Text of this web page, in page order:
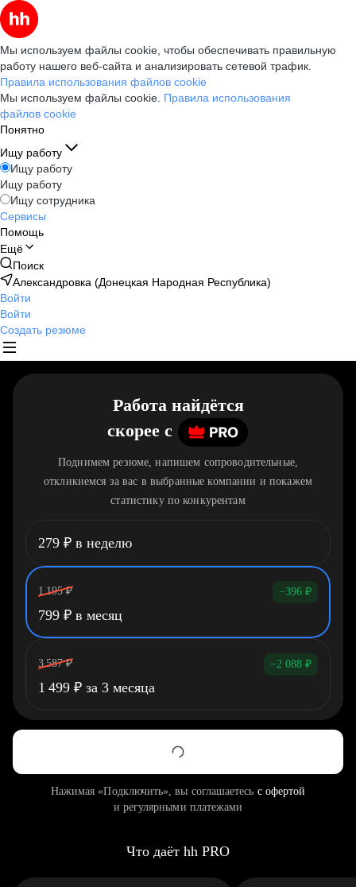
Мы используем файлы cookie, чтобы обеспечивать правильную
работу нашего веб-сайта и анализировать сетевой трафик.
Правила использования файлов cookie
Мы используем файлы cookie. Правила использования
файлов cookie
Понятно
Ищу работу
Ищу работу
Ищу работу
Ищу сотрудника
Сервисы
Помощь
Ещё
Поиск
Александровка (Донецкая Народная Республика)
Войти
Войти
Создать резюме
Работа найдётся
скорее c
Поднимем резюме, напишем сопроводительные,
откликнемся за вас в выбранные компании и покажем
статистику по конкурентам
279 ₽ в неделю
1 195 ₽ −396 ₽
799 ₽ в месяц
3 587 ₽ −2 088 ₽
1 499 ₽ за 3 месяца
Нажимая «Подключить», вы соглашаетесь с офертой
и регулярными платежами
Что даёт hh PRO